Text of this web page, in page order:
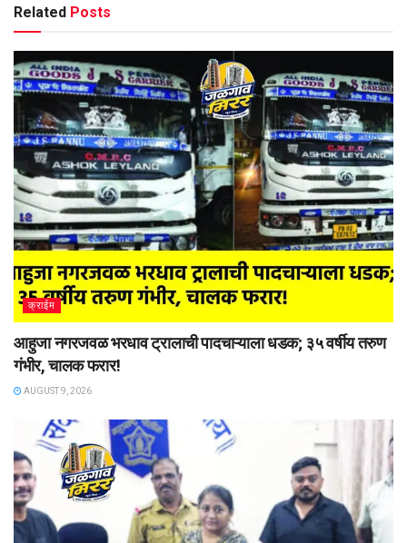
Related Posts
क्राईम
आहुजा नगरजवळ भरधाव ट्रालाची पादचाऱ्याला धडक; ३५ वर्षीय तरुण
गंभीर, चालक फरार!
AUGUST 9, 2026